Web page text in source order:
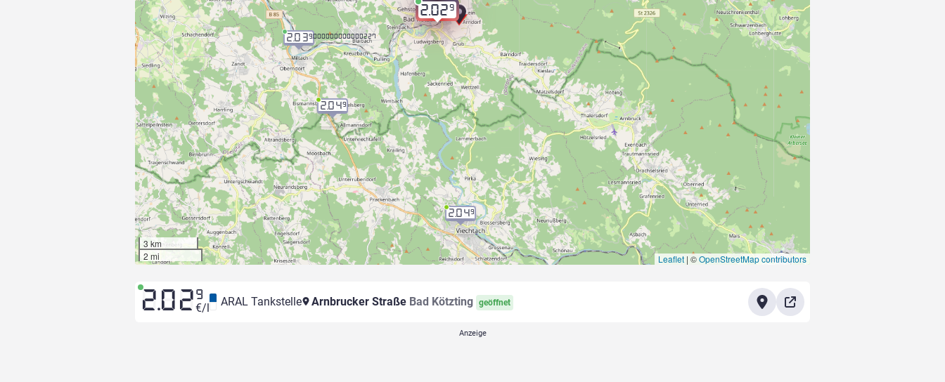
2.029
2.049
2.049
2.039.000000000000227
3 km
2 mi
Leaflet | ©OpenStreetMap contributors
2.02 9
€/l ARAL Tankstelle Arnbrucker Straße Bad Kötzting geöffnet